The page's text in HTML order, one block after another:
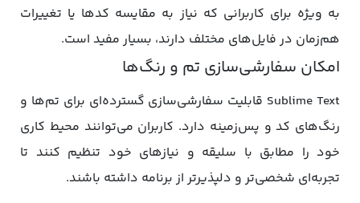
به ویژه برای کاربرانی که نیاز به مقایسه کدها یا تغییرات
هم‌زمان در فایل‌های مختلف دارند، بسیار مفید است.
امکان سفارشی‌سازی تم و رنگ‌ها
Sublime Text قابلیت سفارشی‌سازی گسترده‌ای برای تم‌ها و
رنگ‌های کد و پس‌زمینه دارد. کاربران می‌توانند محیط کاری
خود را مطابق با سلیقه و نیازهای خود تنظیم کنند تا
تجربه‌ای شخصی‌تر و دلپذیرتر از برنامه داشته باشند.